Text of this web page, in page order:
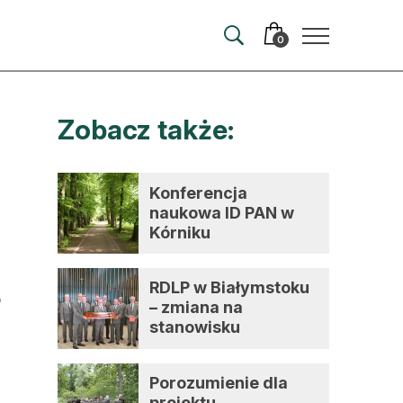
0
autorem
Zobacz także:
Konferencja
naukowa ID PAN w
Kórniku
RDLP w Białymstoku
– zmiana na
stanowisku
Porozumienie dla